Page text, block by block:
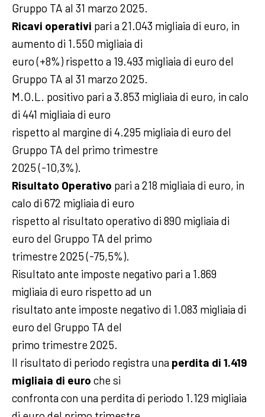
Gruppo TA al 31 marzo 2025.
Ricavi operativi pari a 21.043 migliaia di euro, in
aumento di 1.550 migliaia di
euro (+8%) rispetto a 19.493 migliaia di euro del
Gruppo TA al 31 marzo 2025.
M.O.L. positivo pari a 3.853 migliaia di euro, in calo
di 441 migliaia di euro
rispetto al margine di 4.295 migliaia di euro del
Gruppo TA del primo trimestre
2025 (-10,3%).
Risultato Operativo pari a 218 migliaia di euro, in
calo di 672 migliaia di euro
rispetto al risultato operativo di 890 migliaia di
euro del Gruppo TA del primo
trimestre 2025 (-75,5%).
Risultato ante imposte negativo pari a 1.869
migliaia di euro rispetto ad un
risultato ante imposte negativo di 1.083 migliaia di
euro del Gruppo TA del
primo trimestre 2025.
Il risultato di periodo registra una perdita di 1.419
migliaia di euro che si
confronta con una perdita di periodo 1.129 migliaia